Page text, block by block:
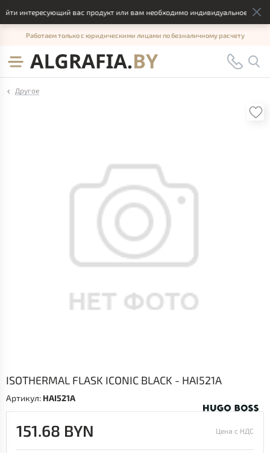
интересующий вас продукт или вам необходимо индивидуальное
Работаем только с юридическими лицами по безналичному расчету
Другое
ISOTHERMAL FLASK ICONIC BLACK - HAI521A
Артикул: HAI521A
151.68 BYN Цена с НДС